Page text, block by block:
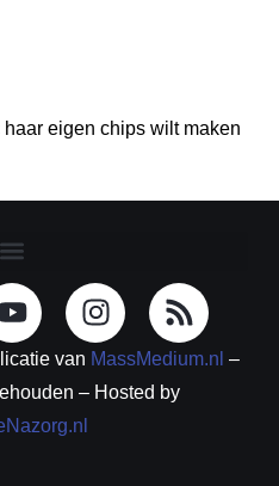
eigen chips wilt maken
van MassMedium.nl –
– Hosted by